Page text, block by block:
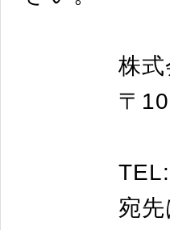
株式会
〒103-
人形
TEL:03-
宛先は